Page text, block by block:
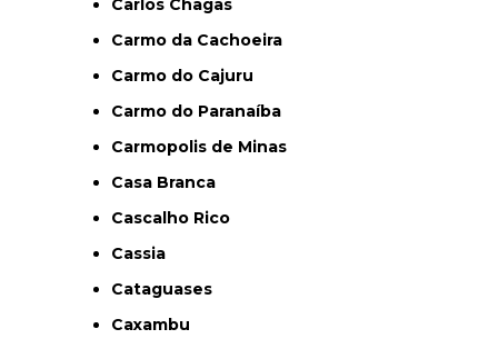
Carlos Chagas
Carmo da Cachoeira
Carmo do Cajuru
Carmo do Paranaíba
Carmopolis de Minas
Casa Branca
Cascalho Rico
Cassia
Cataguases
Caxambu